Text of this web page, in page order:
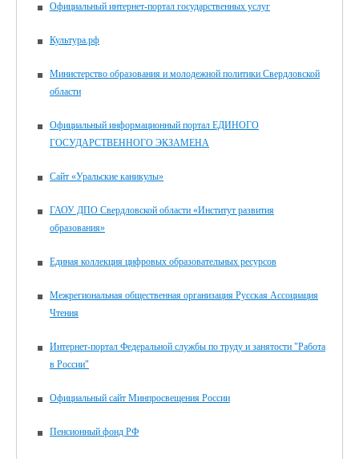
Официальный интернет-портал государственных услуг
Культура.рф
Министерство образования и молодежной политики Свердловской
области
Официальный информационный портал ЕДИНОГО
ГОСУДАРСТВЕННОГО ЭКЗАМЕНА
Сайт «Уральские каникулы»
ГАОУ ДПО Свердловской области «Институт развития
образования»
Единая коллекция цифровых образовательных ресурсов
Межрегиональная общественная организация Русская Ассоциация
Чтения
Интернет-портал Федеральной службы по труду и занятости "Работа
в России"
Официальный сайт Минпросвещения России
Пенсионный фонд РФ